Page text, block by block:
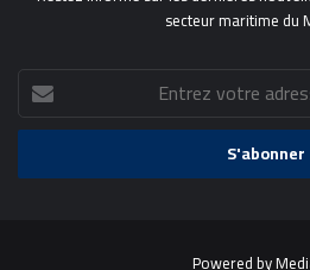
secteur maritime du
Entrez
votre
adresse
Powered by